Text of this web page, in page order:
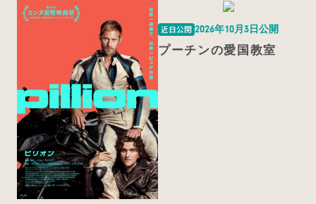
近日公開 2026年10月3日公開
プーチンの愛国教室